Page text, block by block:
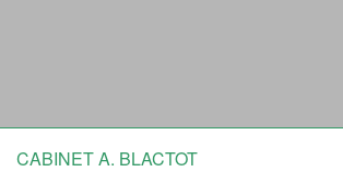
CABINET A. BLACTOT